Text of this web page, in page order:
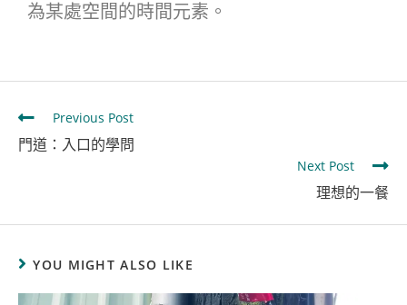
為某處空間的時間元素。
Previous Post
門道：入口的學問
Next Post
理想的一餐
YOU MIGHT ALSO LIKE